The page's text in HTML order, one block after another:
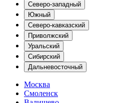
Северо-западный
Южный
Северо-кавказский
Приволжский
Уральский
Сибирский
Дальневосточный
Москва
Смоленск